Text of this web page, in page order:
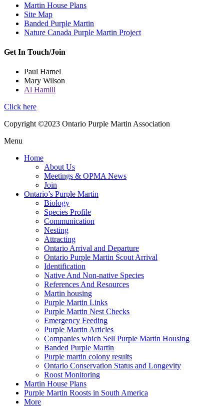
Martin House Plans
Site Map
Banded Purple Martin
Nature Canada Purple Martin Project
Get In Touch/Join
Paul Hamel
Mary Wilson
Al Hamill
Click here
Copyright ©2023 Ontario Purple Martin Association
Menu
Home
About Us
Meetings & OPMA News
Join
Ontario’s Purple Martin
Biology
Species Profile
Communication
Nesting
Attracting
Ontario Arrival and Departure
Ontario Purple Martin Scout Arrival
Identification
Native And Non-native Species
References And Resources
Martin housing
Purple Martin Links
Purple Martin Nest Checks
Emergency Feeding
Purple Martin Articles
Companies which Sell Purple Martin Housing
Banded Purple Martin
Purple martin colony results
Ontario Conservation Status and Longevity
Roost Monitoring
Martin House Plans
Purple Martin Roosts in South America
More